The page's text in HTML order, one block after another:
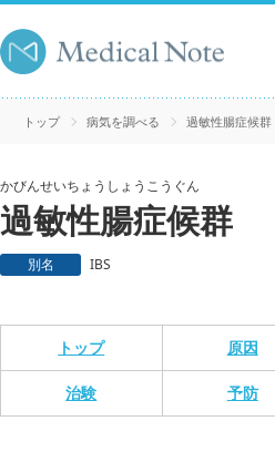
トップ 病気を調べる 過敏性腸症候群
かびんせいちょうしょうこうぐん
過敏性腸症候群
別名 IBS
トップ 原因
治験 予防